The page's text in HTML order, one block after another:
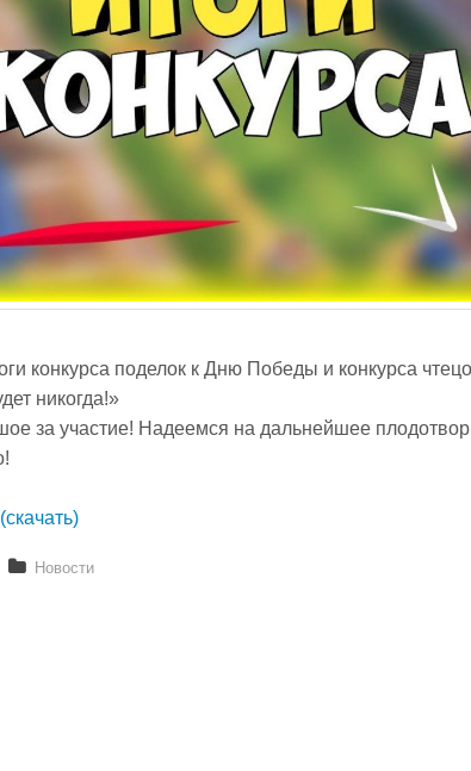
Организация питания
Развивающая предметно-
Обеспечение здоровья,
Международное
конкурса поделок к Дню Победы и конкурса
никогда!»
за участие! Надеемся на дальнейшее
Новости